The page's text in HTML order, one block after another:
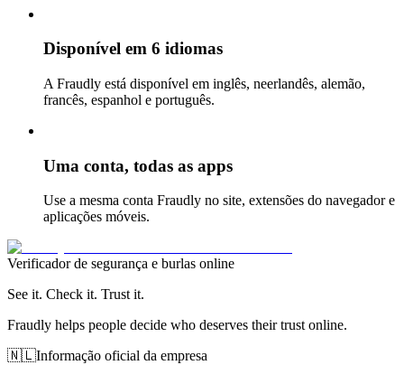
Disponível em 6 idiomas
A Fraudly está disponível em inglês, neerlandês, alemão,
francês, espanhol e português.
Uma conta, todas as apps
Use a mesma conta Fraudly no site, extensões do navegador e
aplicações móveis.
Verificador de segurança e burlas online
See it. Check it. Trust it.
Fraudly helps people decide who deserves their trust online.
🇳🇱Informação oficial da empresa